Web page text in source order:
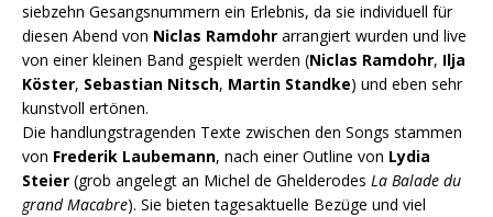
siebzehn Gesangsnummern ein Erlebnis, da sie individuell für
diesen Abend von Niclas Ramdohr arrangiert wurden und live
von einer kleinen Band gespielt werden (Niclas Ramdohr, Ilja
Köster, Sebastian Nitsch, Martin Standke) und eben sehr
kunstvoll ertönen.
Die handlungstragenden Texte zwischen den Songs stammen
von Frederik Laubemann, nach einer Outline von Lydia
Steier (grob angelegt an Michel de Ghelderodes La Balade du
grand Macabre). Sie bieten tagesaktuelle Bezüge und viel